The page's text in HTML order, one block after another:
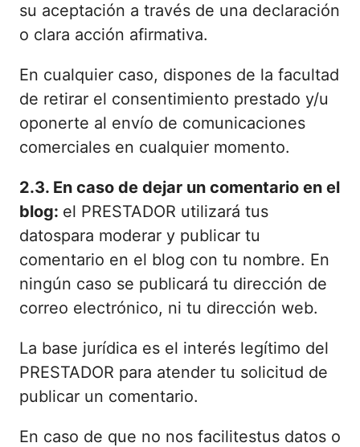
su aceptación a través de una declaración
o clara acción afirmativa.
En cualquier caso, dispones de la facultad
de retirar el consentimiento prestado y/u
oponerte al envío de comunicaciones
comerciales en cualquier momento.
2.3. En caso de dejar un comentario en el
blog: el PRESTADOR utilizará tus
datospara moderar y publicar tu
comentario en el blog con tu nombre. En
ningún caso se publicará tu dirección de
correo electrónico, ni tu dirección web.
La base jurídica es el interés legítimo del
PRESTADOR para atender tu solicitud de
publicar un comentario.
En caso de que no nos facilitestus datos o